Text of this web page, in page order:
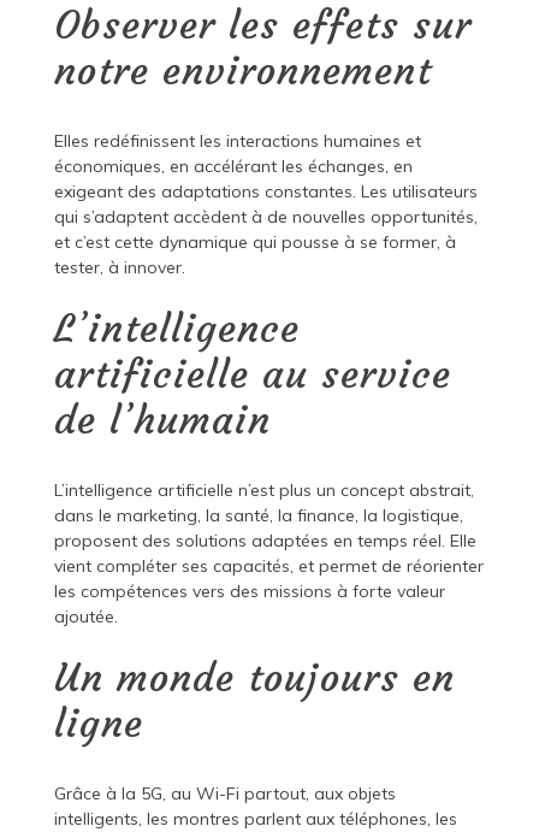
Observer les effets sur
notre environnement
Elles redéfinissent les interactions humaines et
économiques, en accélérant les échanges, en
exigeant des adaptations constantes. Les utilisateurs
qui s’adaptent accèdent à de nouvelles opportunités,
et c’est cette dynamique qui pousse à se former, à
tester, à innover.
L’intelligence
artificielle au service
de l’humain
L’intelligence artificielle n’est plus un concept abstrait,
dans le marketing, la santé, la finance, la logistique,
proposent des solutions adaptées en temps réel. Elle
vient compléter ses capacités, et permet de réorienter
les compétences vers des missions à forte valeur
ajoutée.
Un monde toujours en
ligne
Grâce à la 5G, au Wi-Fi partout, aux objets
intelligents, les montres parlent aux téléphones, les